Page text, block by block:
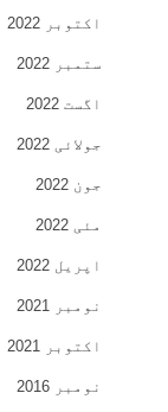
اکتوبر 2022
ستمبر 2022
اگست 2022
جولائی 2022
جون 2022
مئی 2022
اپریل 2022
نومبر 2021
اکتوبر 2021
نومبر 2016